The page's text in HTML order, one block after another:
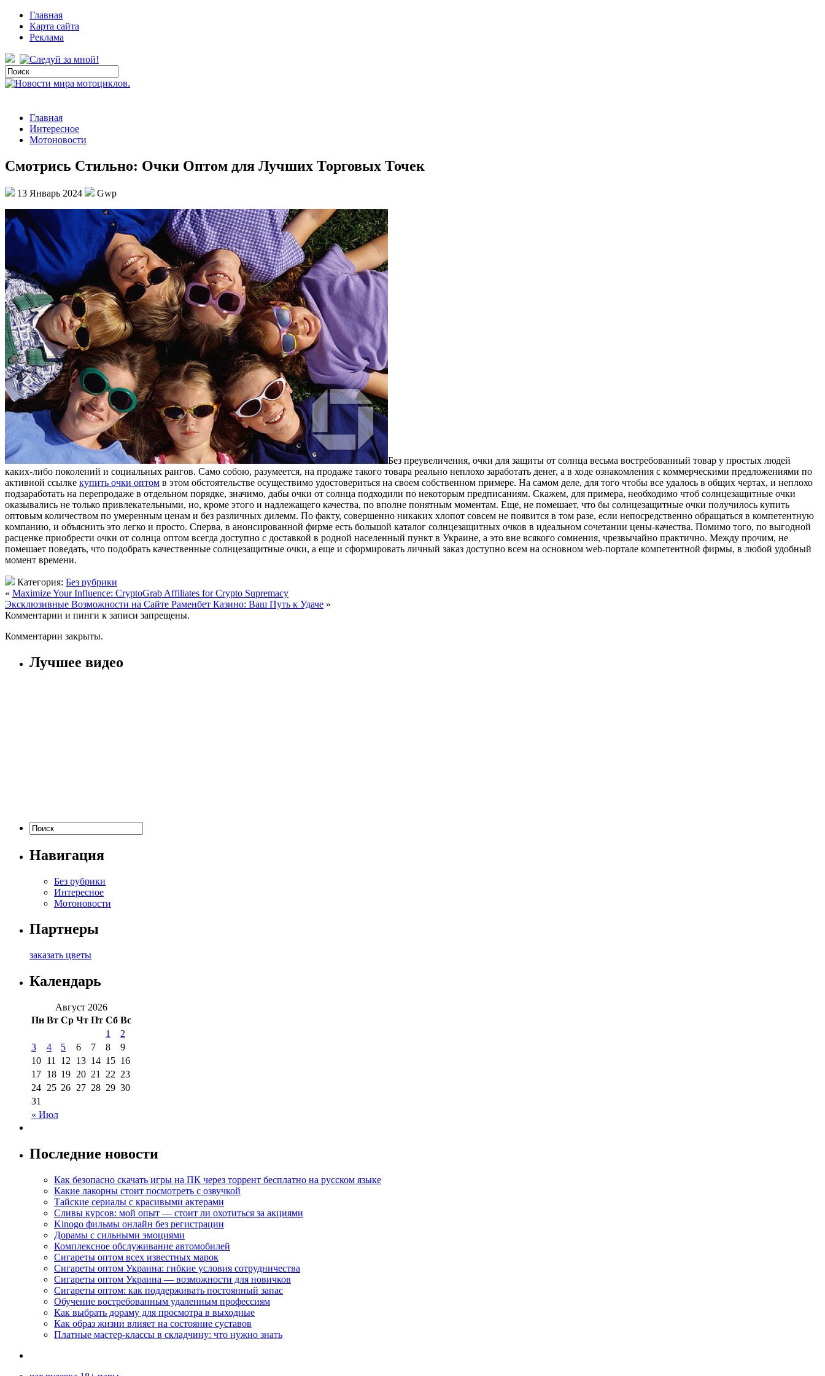
Главная
Карта сайта
Реклама
Главная
Интересное
Мотоновости
Смотрись Стильно: Очки Оптом для Лучших Торговых Точек
13 Январь 2024 Gwp
Бeз прeувeличeния, очки для защиты от солнца весьма востребованный товар у простых людей
каких-либо поколений и социальных рангов. Само собою, разумеется, на продаже такого товара реально неплохо заработать денег, а в ходе ознакомления с коммерческими предложениями по
активной ссылке купить очки оптом в этом обстоятельстве осуществимо удостовериться на своем собственном примере. На самом деле, для того чтобы все удалось в общих чертах, и неплохо
подзаработать на перепродаже в отдельном порядке, значимо, дабы очки от солнца подходили по некоторым предписаниям. Скажем, для примера, необходимо чтоб солнцезащитные очки
оказывались не только привлекательными, но, кроме этого и надлежащего качества, по вполне понятным моментам. Еще, не помешает, что бы солнцезащитные очки получилось купить
оптовым количеством по умеренным ценам и без различных дилемм. По факту, совершенно никаких хлопот совсем не появится в том разе, если непосредственно обращаться в компетентную
компанию, и объяснить это легко и просто. Сперва, в анонсированной фирме есть большой каталог солнцезащитных очков в идеальном сочетании цены-качества. Помимо того, по выгодной
расценке приобрести очки от солнца оптом всегда доступно с доставкой в родной населенный пункт в Украине, а это вне всякого сомнения, чрезвычайно практично. Между прочим, не
помешает поведать, что подобрать качественные солнцезащитные очки, а еще и сформировать личный заказ доступно всем на основном web-портале компетентной фирмы, в любой удобный
момент времени.
Категория: Без рубрики
« Maximize Your Influence: CryptoGrab Affiliates for Crypto Supremacy
Эксклюзивные Возможности на Сайте Раменбет Казино: Ваш Путь к Удаче »
Комментарии и пинги к записи запрещены.
Комментарии закрыты.
Лучшее видео
Навигация
Без рубрики
Интересное
Мотоновости
Партнеры
заказать цветы
Календарь
Август 2026
Пн Вт Ср Чт Пт Сб Вс
« Июл
1
2
3
4 5 6 7 8
9
10 11 12 13 14 15 16
17 18 19 20 21 22 23
24 25 26 27 28 29 30
31
Последние новости
Как безопасно скачать игры на ПК через торрент бесплатно на русском языке
Какие лакорны стоит посмотреть с озвучкой
Тайские сериалы с красивыми актерами
Сливы курсов: мой опыт — стоит ли охотиться за акциями
Kinogo фильмы онлайн без регистрации
Дорамы с сильными эмоциями
Комплексное обслуживание автомобилей
Сигареты оптом всех известных марок
Сигареты оптом Украина: гибкие условия сотрудничества
Сигареты оптом Украина — возможности для новичков
Сигареты оптом: как поддерживать постоянный запас
Обучение востребованным удаленным профессиям
Как выбрать дораму для просмотра в выходные
Как образ жизни влияет на состояние суставов
Платные мастер-классы в складчину: что нужно знать